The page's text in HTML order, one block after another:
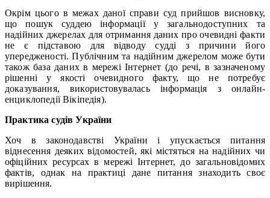
Окрім цього в межах даної справи суд прийшов висновку,
що пошук суддею інформації у загальнодоступних та
надійних джерелах для отримання даних про очевидні факти
не є підставою для відводу судді з причини його
упередженості. Публічним та надійним джерелом може бути
також база даних в мережі Інтернет (до речі, в зазначеному
рішенні у якості очевидного факту, що не потребує
доказування, використовувалась інформація з онлайн-
енциклопедії Вікіпедія).
Практика судів України
Хоч в законодавстві України і упускається питання
віднесення деяких відомостей, які містяться на надійних чи
офіційних ресурсах в мережі Інтернет, до загальновідомих
фактів, однак на практиці дане питання знаходить своє
вирішення.